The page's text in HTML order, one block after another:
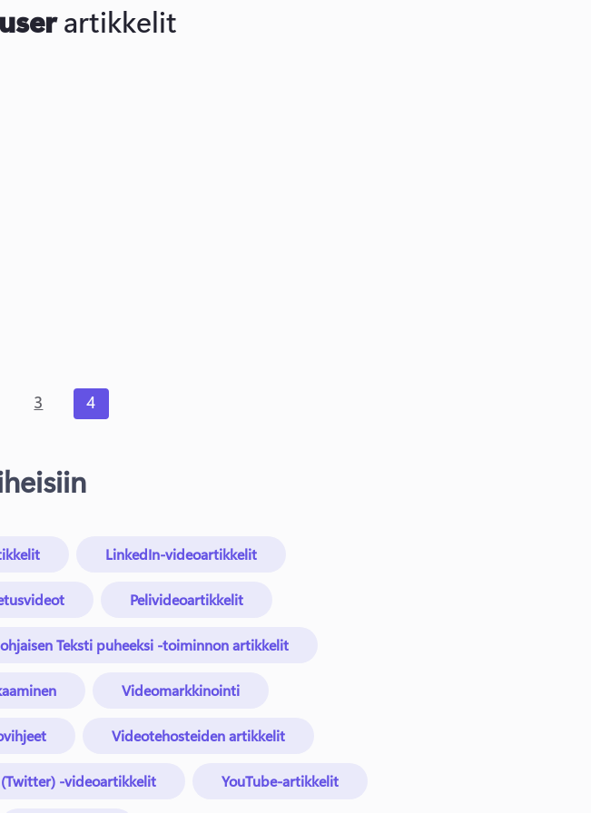
artikkelit
3 4
LinkedIn-videoartikkelit
Pelivideoartikkelit
Teksti puheeksi -toiminnon artikkelit
Videomarkkinointi
Videotehosteiden artikkelit
-videoartikkelit YouTube-artikkelit